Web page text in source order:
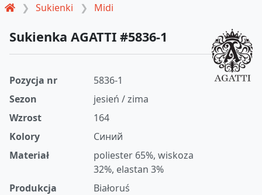
Sukienki Midi
Sukienka AGATTI #5836-1
Pozycja nr
5836-1
Sezon
jesień / zima
Wzrost
164
Kolory
Синий
Materiał
poliester 65%, wiskoza
32%, elastan 3%
Produkcja
Białoruś